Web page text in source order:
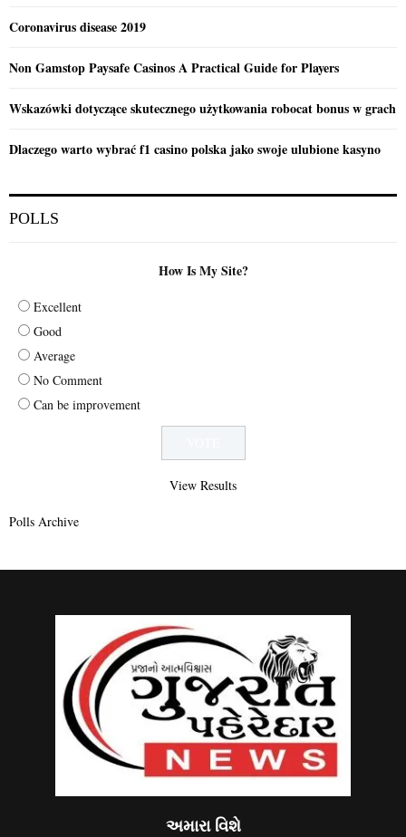
Coronavirus disease 2019
Non Gamstop Paysafe Casinos A Practical Guide for Players
Wskazówki dotyczące skutecznego użytkowania robocat bonus w grach
Dlaczego warto wybrać f1 casino polska jako swoje ulubione kasyno
POLLS
How Is My Site?
Excellent
Good
Average
No Comment
Can be improvement
View Results
Polls Archive
અમારા વિશે